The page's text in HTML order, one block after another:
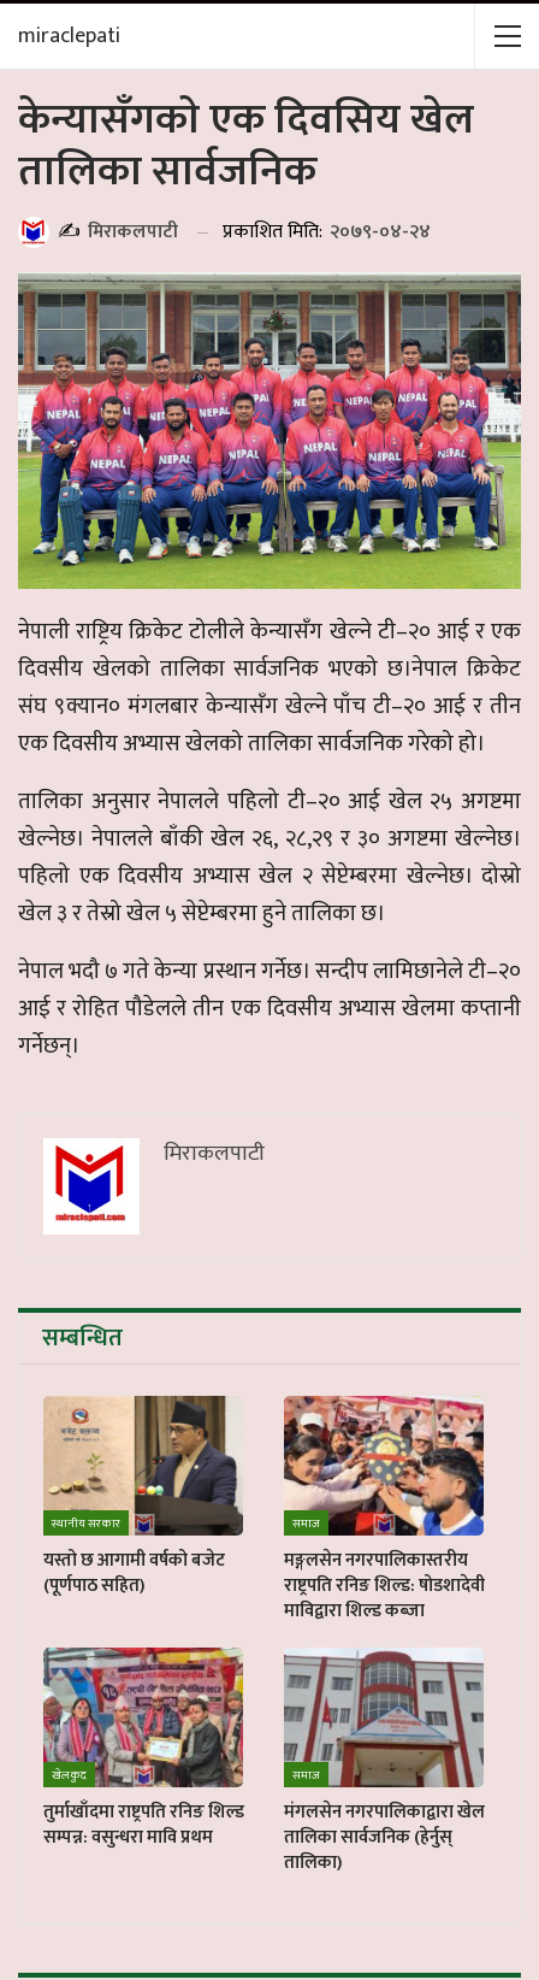
miraclepati
केन्यासँगकाे एक दिवसिय खेल
तालिका सार्वजनिक
✍️ मिराकलपाटी प्रकाशित मिति: २०७९-०४-२४
नेपाली राष्ट्रिय क्रिकेट टोलीले केन्यासँग खेल्ने टी–२० आई र एक
दिवसीय खेलको तालिका सार्वजनिक भएको छ।नेपाल क्रिकेट
संघ ९क्यान० मंगलबार केन्यासँग खेल्ने पाँच टी–२० आई र तीन
एक दिवसीय अभ्यास खेलको तालिका सार्वजनिक गरेको हो।
तालिका अनुसार नेपालले पहिलो टी–२० आई खेल २५ अगष्टमा
खेल्नेछ। नेपालले बाँकी खेल २६, २८,२९ र ३० अगष्टमा खेल्नेछ।
पहिलो एक दिवसीय अभ्यास खेल २ सेप्टेम्बरमा खेल्नेछ। दोस्रो
खेल ३ र तेस्रो खेल ५ सेप्टेम्बरमा हुने तालिका छ।
नेपाल भदौ ७ गते केन्या प्रस्थान गर्नेछ। सन्दीप लामिछानेले टी–२०
आई र रोहित पौडेलले तीन एक दिवसीय अभ्यास खेलमा कप्तानी
गर्नेछन्।
मिराकलपाटी
सम्बन्धित
स्थानीय सरकार
यस्तो छ आगामी वर्षको बजेट
(पूर्णपाठ सहित)
समाज
मङ्गलसेन नगरपालिकास्तरीय
राष्ट्रपति रनिङ शिल्ड: षोडशादेवी
माविद्वारा शिल्ड कब्जा
खेलकुद
तुर्माखाँदमा राष्ट्रपति रनिङ शिल्ड
सम्पन्न: वसुन्धरा मावि प्रथम
समाज
मंगलसेन नगरपालिकाद्वारा खेल
तालिका सार्वजनिक (हेर्नुस्
तालिका)